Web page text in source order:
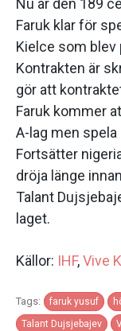
Nu är den 189
Faruk klar för
Kielce som
Kontrakten är
gör att
Faruk kommer
A-lag men
Fortsätter
dröja länge
Talant
laget.
Källor: IHF,Vive
Tags: faruk yusuf
Talant Dujsjebajev